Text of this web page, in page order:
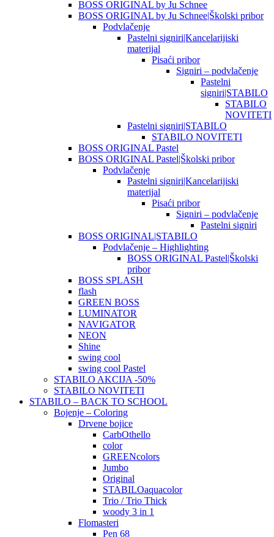
BOSS ORIGINAL by Ju Schnee
BOSS ORIGINAL by Ju Schnee|Školski pribor
Podvlačenje
Pastelni signiri|Kancelarijiski
materijal
Pisaći pribor
Signiri – podvlačenje
Pastelni
signiri|STABILO
STABILO
NOVITETI
Pastelni signiri|STABILO
STABILO NOVITETI
BOSS ORIGINAL Pastel
BOSS ORIGINAL Pastel|Školski pribor
Podvlačenje
Pastelni signiri|Kancelarijiski
materijal
Pisaći pribor
Signiri – podvlačenje
Pastelni signiri
BOSS ORIGINAL|STABILO
Podvlačenje – Highlighting
BOSS ORIGINAL Pastel|Školski
pribor
BOSS SPLASH
flash
GREEN BOSS
LUMINATOR
NAVIGATOR
NEON
Shine
swing cool
swing cool Pastel
STABILO AKCIJA -50%
STABILO NOVITETI
STABILO – BACK TO SCHOOL
Bojenje – Coloring
Drvene bojice
CarbOthello
color
GREENcolors
Jumbo
Original
STABILOaquacolor
Trio / Trio Thick
woody 3 in 1
Flomasteri
Pen 68